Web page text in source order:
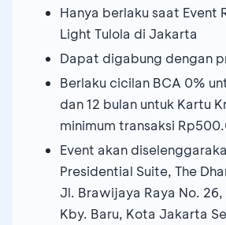
Hanya berlaku saat Event
Light Tulola di Jakarta
Dapat digabung dengan
Berlaku cicilan BCA 0%
dan 12 bulan untuk Kartu
minimum transaksi
Event akan
Presidential Suite, The
Jl. Brawijaya Raya No. 26,
Kby. Baru, Kota Jakarta